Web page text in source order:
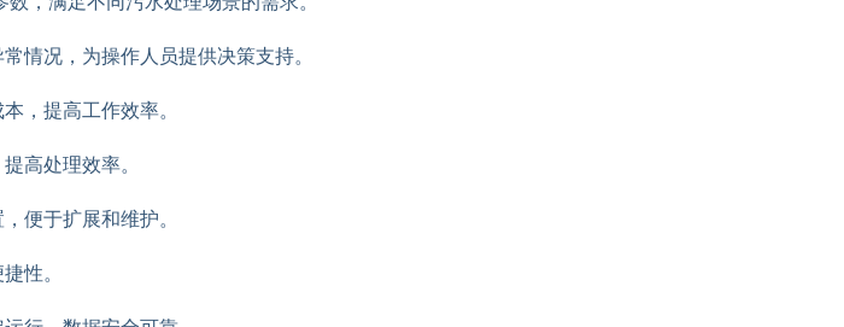
情况，为操作人员提供决策支持。
，提高工作效率。
高处理效率。
便于扩展和维护。
性。